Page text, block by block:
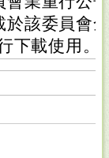
於該委員會
下載使用。